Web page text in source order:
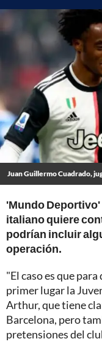
Juan Guillermo Cuadrado,
'Mundo
italiano quiere
podrían incluir
operación.
"El caso es que
primer lugar la
Arthur, que tiene
Barcelona, pero
pretensiones del